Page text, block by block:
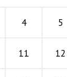
4 5
11 12